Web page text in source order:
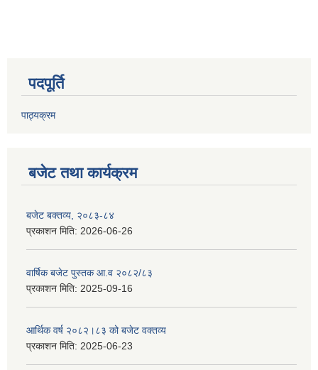
पदपूर्ति
पाठ्यक्रम
बजेट तथा कार्यक्रम
बजेट बक्तव्य, २०८३-८४
प्रकाशन मिति: 2026-06-26
वार्षिक बजेट पुस्तक आ.व २०८२/८३
प्रकाशन मिति: 2025-09-16
आर्थिक वर्ष २०८२।८३ को बजेट वक्तव्य
प्रकाशन मिति: 2025-06-23